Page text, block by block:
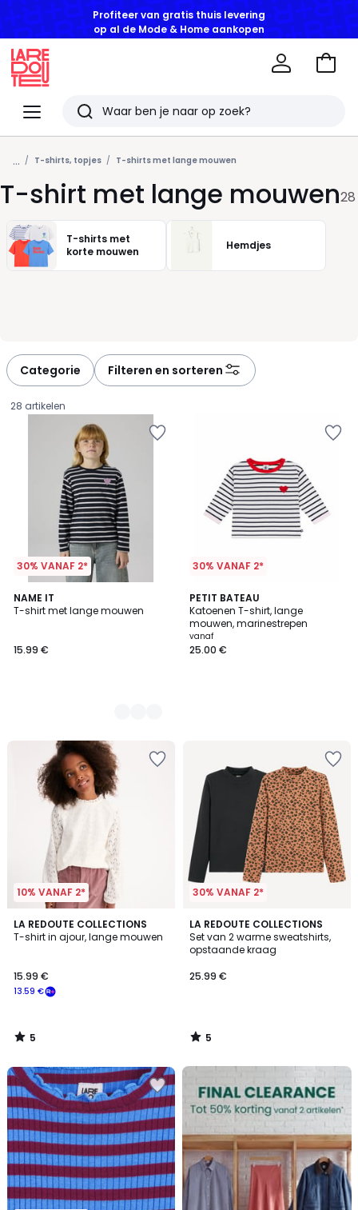
Profiteer van gratis thuis levering
op al de Mode & Home aankopen
Menu
Redoute
Zoeken
Laatst
bekeken
artikelen
Naar
... T-shirts, topjes T-shirts met lange mouwen
T-shirt met lange mouwen28
T-shirts met
korte mouwen
Hemdjes
Categorie Filteren en sorteren
28 artikelen
30% VANAF 2*
NAME IT
T-shirt met lange mouwen
€.
15.99 €
2
Kleuren
30% VANAF 2*
PETIT BATEAU
Katoenen T-shirt, lange
mouwen, marinestrepen
vanaf
25.00 €
10% VANAF 2*
LA REDOUTE COLLECTIONS
T-shirt in ajour, lange mouwen
13.59 €
15.99 €
5
/
5
/
30% VANAF 2*
LA REDOUTE COLLECTIONS
Set van 2 warme sweatshirts,
opstaande kraag
25.99 €
5
/
5
5
/
FINAL
CLEARANCE